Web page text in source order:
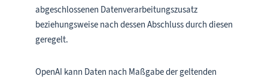
abgeschlossenen Datenverarbeitungszusatz
beziehungsweise nach dessen Abschluss durch diesen
geregelt.
OpenAI kann Daten nach Maßgabe der geltenden